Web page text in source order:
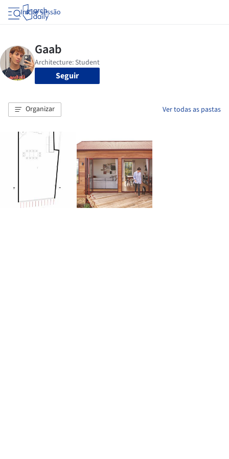
Iniciar sessão
Seguir
Organizar Ver todas as pastas